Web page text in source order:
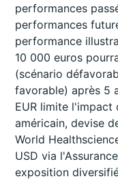
performances
performances
performance
10 000 euros
(scénario
favorable) après 5
EUR limite
américain, devise
World
USD via
exposition